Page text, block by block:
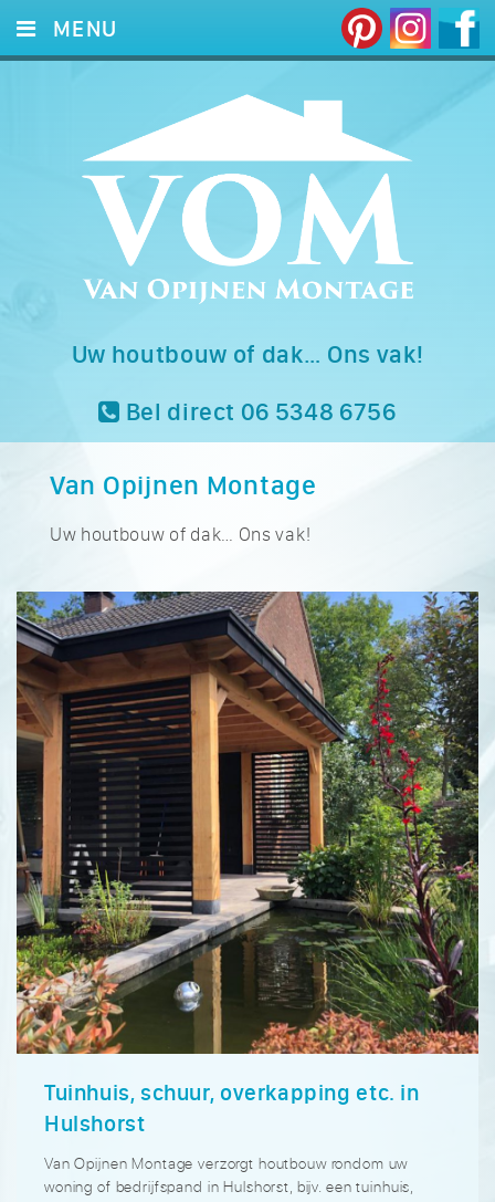
Uw houtbouw of dak… Ons vak!
Bel direct 06 5348 6756
MENU
FOTO’S
REFERENTIES
Van Opijnen Montage
Uw houtbouw of dak… Ons vak!
Tuinhuis, schuur, overkapping etc. in
Hulshorst
Van Opijnen Montage verzorgt houtbouw rondom uw
woning of bedrijfspand in Hulshorst, bijv. een tuinhuis,